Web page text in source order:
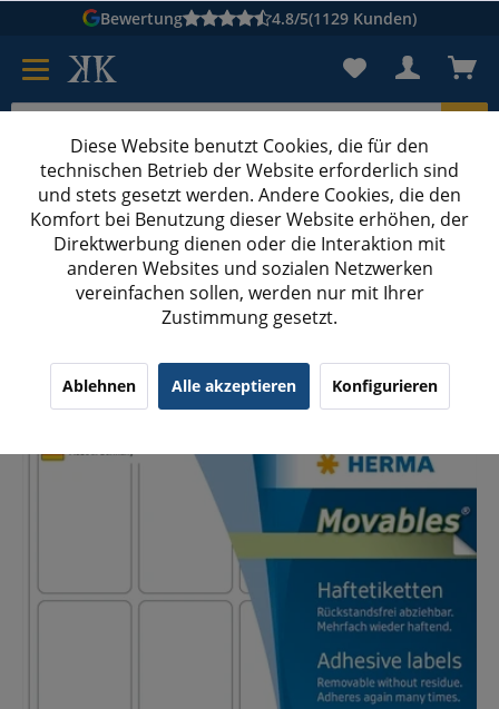
Bewertung 4.8/5(1129 Kunden)
Karton suchen
Kartons bedruckenKartons nach Maß
Etiketten
HERMA 10613 Vielzwecketiketten 25x40 mm weiß
Diese Website benutzt Cookies, die für den
technischen Betrieb der Website erforderlich sind
und stets gesetzt werden. Andere Cookies, die den
Komfort bei Benutzung dieser Website erhöhen, der
Direktwerbung dienen oder die Interaktion mit
anderen Websites und sozialen Netzwerken
vereinfachen sollen, werden nur mit Ihrer
Zustimmung gesetzt.
Ablehnen Alle akzeptieren Konfigurieren